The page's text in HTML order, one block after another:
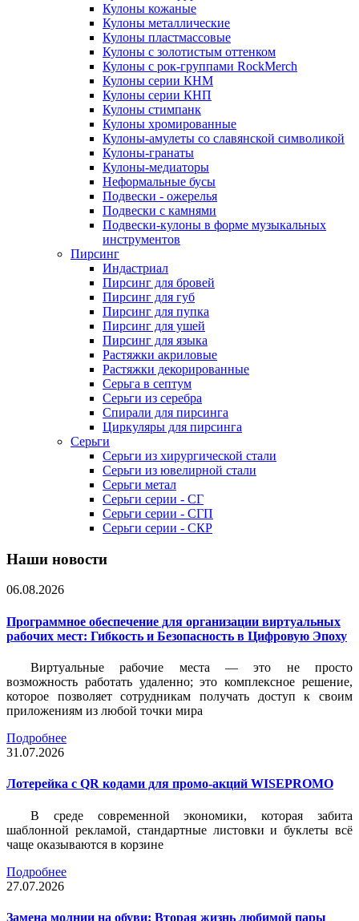
Кулоны кожаные
Кулоны металлические
Кулоны пластмассовые
Кулоны с золотистым оттенком
Кулоны с рок-группами RockMerch
Кулоны серии КНМ
Кулоны серии КНП
Кулоны стимпанк
Кулоны хромированные
Кулоны-амулеты со славянской символикой
Кулоны-гранаты
Кулоны-медиаторы
Неформальные бусы
Подвески - ожерелья
Подвески с камнями
Подвески-кулоны в форме музыкальных
инструментов
Пирсинг
Индастриал
Пирсинг для бровей
Пирсинг для губ
Пирсинг для пупка
Пирсинг для ушей
Пирсинг для языка
Растяжки акриловые
Растяжки декорированные
Серьга в септум
Серьги из серебра
Спирали для пирсинга
Циркуляры для пирсинга
Серьги
Серьги из хирургической стали
Серьги из ювелирной стали
Серьги метал
Серьги серии - СГ
Серьги серии - СГП
Серьги серии - СКР
Наши новости
06.08.2026
Программное обеспечение для организации виртуальных
рабочих мест: Гибкость и Безопасность в Цифровую Эпоху
Виртуальные рабочие места — это не просто
возможность работать удаленно; это комплексное решение,
которое позволяет сотрудникам получать доступ к своим
приложениям из любой точки мира
Подробнее
31.07.2026
Лотерейка c QR кодами для промо-акций WISEPROMO
В среде современной экономики, которая забита
шаблонной рекламой, стандартные листовки и буклеты всё
чаще оказываются в корзине
Подробнее
27.07.2026
Замена молнии на обуви: Вторая жизнь любимой пары